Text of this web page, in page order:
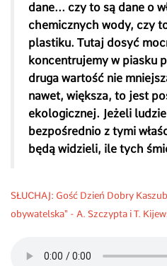
dane... czy to są dane o
chemicznych wody, czy
plastiku. Tutaj dosyć
koncentrujemy w piasku
druga wartość nie
nawet, większa, to jest
ekologicznej. Jeżeli
bezpośrednio z tymi
będą widzieli, ile tych
SŁUCHAJ: Gość Dzień Dobry
obywatelska" - A. Szczypta i T.